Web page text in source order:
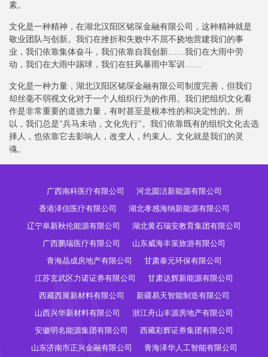
素。
文化是一种精神，在湖北汉阳区铭琛金融有限公司，这种精神就是
敬业团队与创新。我们在挫折和失败中不屈不挠地营建我们的事
业，我们依靠集体奋斗，我们依靠自我创新……我们在大雨中劳
动，我们在大雨中踢球，我们在狂风暴雨中军训……
文化是一种力量，湖北汉阳区铭琛金融有限公司制度完善，但我们
却丝毫不弱视文化对于一个人组织行为的作用。我们把组织文化看
作是非常重要的道德力量，有时甚至是根本性的和决定性的。所
以，我们总是"兵马未动，文化先行"。我们依靠既有的组织文化去选
择人，也依靠它去影响人，改变人，约束人。文化就是我们的灵
魂。
广西南科医疗有限公司
河北圆洁新能源有限公司
香港泽信医疗有限公司
湖北孝感海纳新能源有限公司
辽宁阜新秋伦能源有限公司
湖北黄石瑞安教育集团有限公司
广西鹏瑞医疗有限公司
山东威海丰策旅游有限公司
青海晶成房地产有限公司
甘肃泰元环保有限公司
江苏玄武区力诺证券有限公司
甘肃达辉新能源有限公司
西藏西展新材料有限公司
新疆易天智能制造有限公司
山西兴华新材料有限公司
浙江舟山丰源房地产有限公司
安徽明名能源集团有限公司
西藏彩辉证券集团有限公司
山东济南市正兴金融有限公司
青海泽华人工智能有限公司